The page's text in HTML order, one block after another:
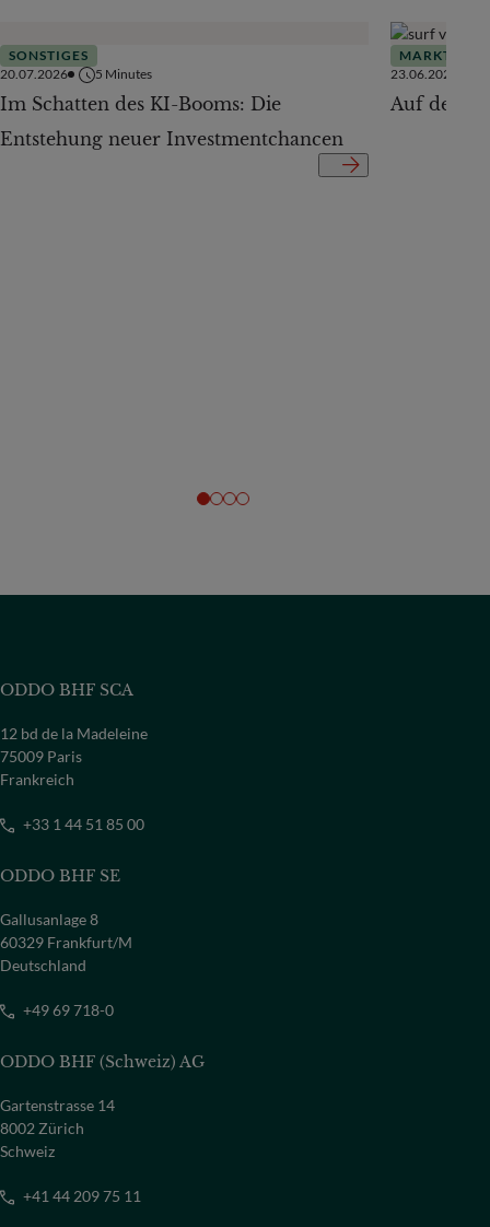
SONSTIGES
20.07.2026
5 Minutes
Im Schatten des KI-Booms: Die
Entstehung neuer Investmentchancen
23.06.2026
Auf der
ODDO BHF SCA
12 bd de la Madeleine
75009 Paris
Frankreich
+33 1 44 51 85 00
ODDO BHF SE
Gallusanlage 8
60329 Frankfurt/M
Deutschland
+49 69 718-0
ODDO BHF (Schweiz) AG
Gartenstrasse 14
8002 Zürich
Schweiz
+41 44 209 75 11